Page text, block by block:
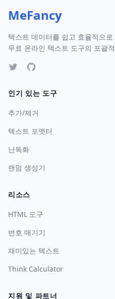
MeFancy
텍스트 데이터를 쉽고 효율적으
무료 온라인 텍스트 도구의 포괄
인기 있는 도구
추가/제거
텍스트 포맷터
난독화
랜덤 생성기
리소스
HTML 도구
번호 매기기
재미있는 텍스트
Think Calculator
지원 및 파트너